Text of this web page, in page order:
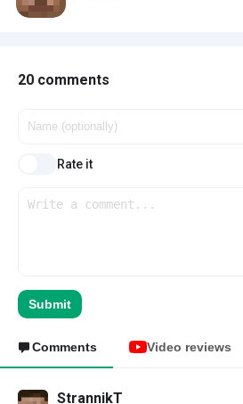
20 comments
Rate it
Submit
Comments Video reviews
StrannikT